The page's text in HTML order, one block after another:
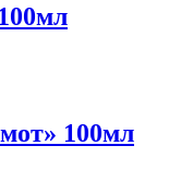
100мл